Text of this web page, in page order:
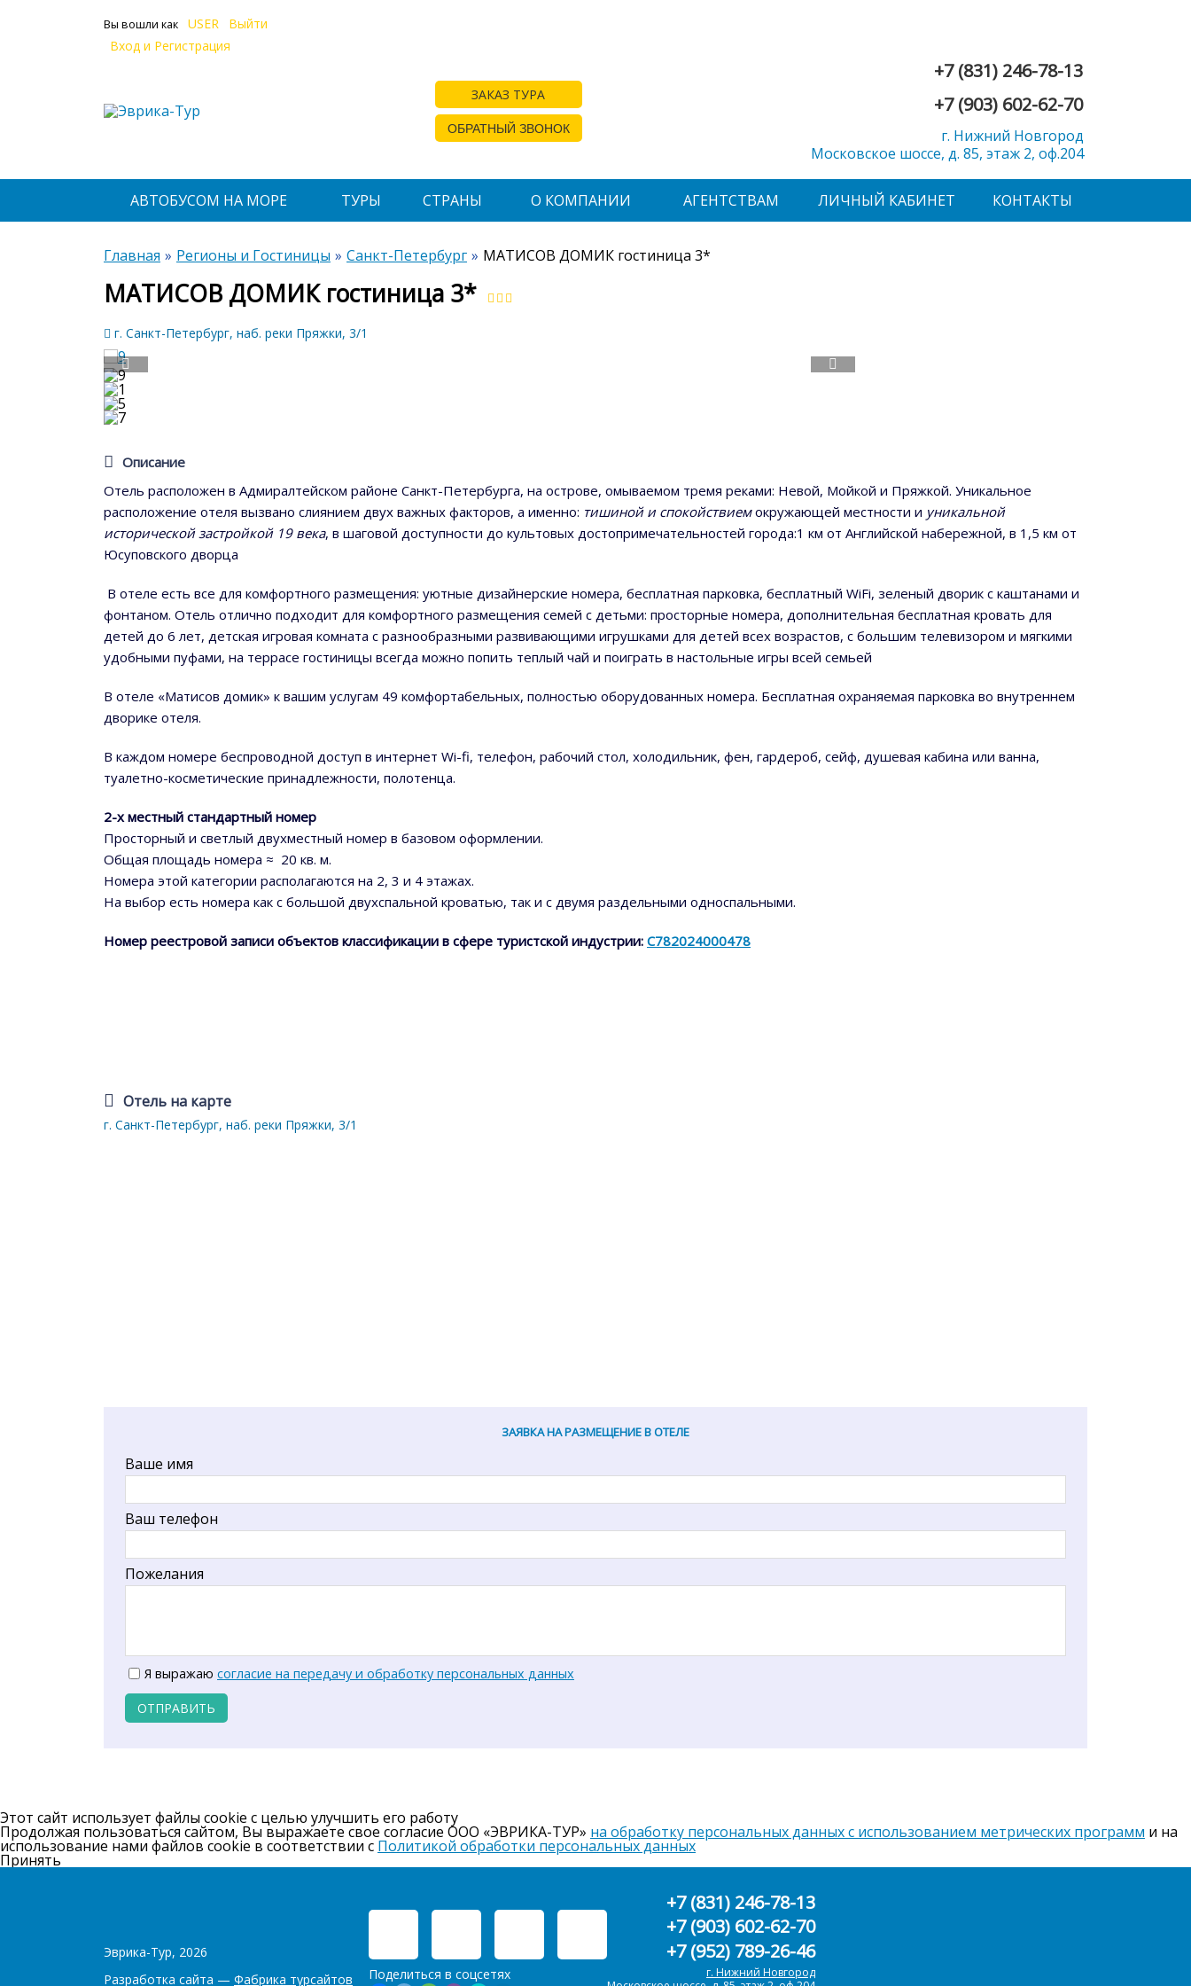
Вы вошли как USER
Выйти
Вход и Регистрация
ЗАКАЗ ТУРА
ОБРАТНЫЙ ЗВОНОК
+7 (831) 246-78-13
+7 (903) 602-62-70
г. Нижний Новгород
Московское шоссе, д. 85, этаж 2, оф.204
АВТОБУСОМ НА МОРЕ ТУРЫ СТРАНЫ О КОМПАНИИ АГЕНТСТВАМ ЛИЧНЫЙ КАБИНЕТ КОНТАКТЫ
Главная Регионы и Гостиницы Санкт-Петербург МАТИСОВ ДОМИК гостиница 3*
МАТИСОВ ДОМИК гостиница 3*
г. Санкт-Петербург, наб. реки Пряжки, 3/1
Описание
Отель расположен в Адмиралтейском районе Санкт-Петербурга, на острове, омываемом тремя реками: Невой, Мойкой и Пряжкой. Уникальное
расположение отеля вызвано слиянием двух важных факторов, а именно: тишиной и спокойствиемокружающей местности и уникальной
исторической застройкой 19 века, в шаговой доступности до культовых достопримечательностей города:1 км от Английской набережной, в 1,5 км от
Юсуповского дворца
В отеле есть все для комфортного размещения: уютные дизайнерские номера, бесплатная парковка, бесплатный WiFi, зеленый дворик с каштанами и
фонтаном. Отель отлично подходит для комфортного размещения семей с детьми: просторные номера, дополнительная бесплатная кровать для
детей до 6 лет, детская игровая комната с разнообразными развивающими игрушками для детей всех возрастов, с большим телевизором и мягкими
удобными пуфами, на террасе гостиницы всегда можно попить теплый чай и поиграть в настольные игры всей семьей
В отеле «Матисов домик» к вашим услугам 49 комфортабельных, полностью оборудованных номера. Бесплатная охраняемая парковка во внутреннем
дворике отеля.
В каждом номере беспроводной доступ в интернет Wi-fi, телефон, рабочий стол, холодильник, фен, гардероб, сейф, душевая кабина или ванна,
туалетно-косметические принадлежности, полотенца.
2-х местный стандартный номер
Просторный и светлый двухместный номер в базовом оформлении.
Общая площадь номера ≈ 20 кв. м.
Номера этой категории располагаются на 2, 3 и 4 этажах.
На выбор есть номера как с большой двухспальной кроватью, так и с двумя раздельными односпальными.
Номер реестровой записи объектов классификации в сфере туристской индустрии: С782024000478
Отель на карте
г. Санкт-Петербург, наб. реки Пряжки, 3/1
ЗАЯВКА НА РАЗМЕЩЕНИЕ В ОТЕЛЕ
Ваше имя
Ваш телефон
Пожелания
Я выражаю согласие на передачу и обработку персональных данных
ОТПРАВИТЬ
Этот сайт использует файлы cookie с целью улучшить его работу
Продолжая пользоваться сайтом, Вы выражаете свое согласие ООО «ЭВРИКА-ТУР» на обработку персональных данных с использованием метрических программ и на
использование нами файлов cookie в соответствии с Политикой обработки персональных данных
Принять
Эврика-Тур, 2026
Разработка сайта — Фабрика турсайтов Поделиться в соцсетях
+7 (831) 246-78-13
+7 (903) 602-62-70
+7 (952) 789-26-46
г. Нижний Новгород